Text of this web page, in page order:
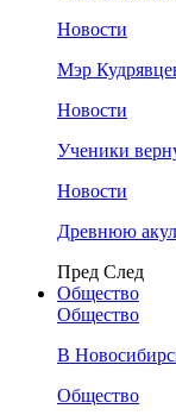
Новости
Мэр
Новости
Ученики
Новости
Древнюю
Пред След
Общество
Общество
В
Общество